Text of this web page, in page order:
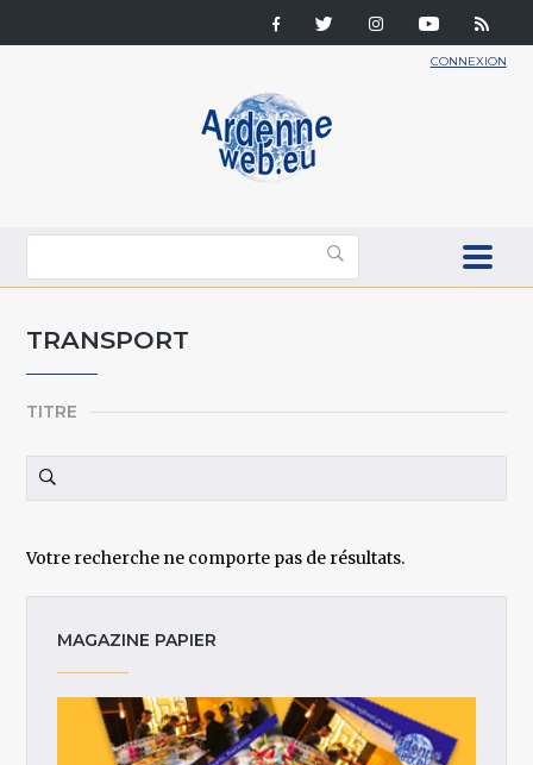
CONNEXION
TRANSPORT
TITRE
Votre recherche ne comporte pas de résultats.
MAGAZINE PAPIER